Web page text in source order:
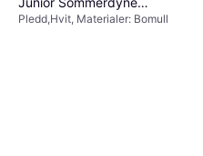
100x140cm
Pledd,Hvit, Materialer: Bomull